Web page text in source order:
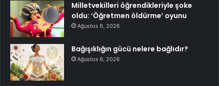
Milletvekilleri öğrendikleriyle şoke
oldu: ‘Öğretmen öldürme’ oyunu
Ağustos 6, 2026
Bağışıklığın gücü nelere bağlıdır?
Ağustos 6, 2026